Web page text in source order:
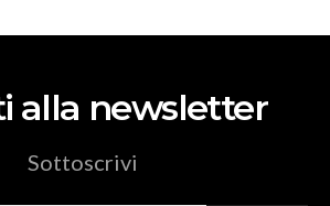
alla newsletter
Sottoscrivi